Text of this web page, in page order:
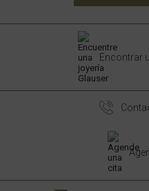
Encontrar